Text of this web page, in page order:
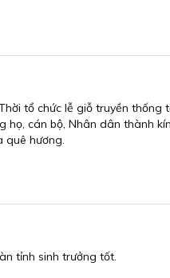
tổ chức lễ giỗ truyền thống
họ, cán bộ, Nhân dân thành
quê hương.
tỉnh sinh trưởng tốt.